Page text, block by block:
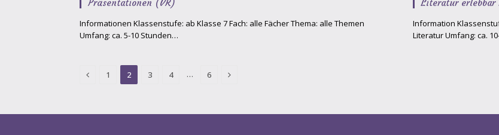
Präsentationen (VR)
Informationen Klassenstufe: ab Klasse 7 Fach: alle Fächer Thema: alle Themen
Umfang: ca. 5-10 Stunden…
Literatur erlebbar
Information
Literatur Umfang: ca.
Previous
1 2 3 4 … 6 Next